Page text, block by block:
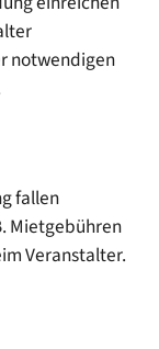
notwendigen
fallen
Mietgebühren
Veranstalter.